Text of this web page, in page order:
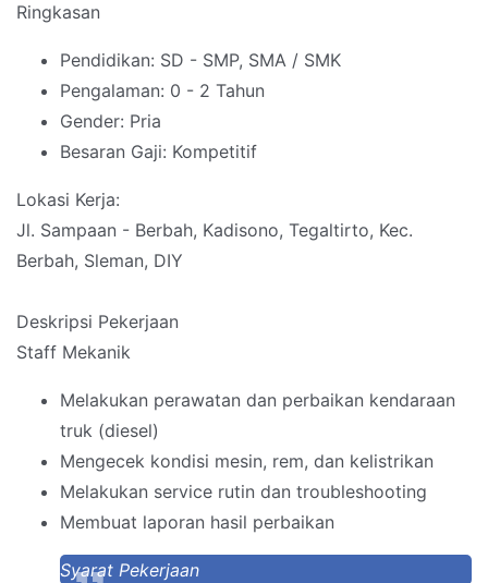
Ringkasan
Pendidikan: SD - SMP, SMA / SMK
Pengalaman: 0 - 2 Tahun
Gender: Pria
Besaran Gaji: Kompetitif
Lokasi Kerja:
Jl. Sampaan - Berbah, Kadisono, Tegaltirto, Kec.
Berbah, Sleman, DIY
Deskripsi Pekerjaan
Staff Mekanik
Melakukan perawatan dan perbaikan kendaraan
truk (diesel)
Mengecek kondisi mesin, rem, dan kelistrikan
Melakukan service rutin dan troubleshooting
Membuat laporan hasil perbaikan
Syarat Pekerjaan